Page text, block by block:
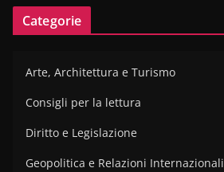
Categorie
Arte, Architettura e Turismo
Consigli per la lettura
Diritto e Legislazione
Geopolitica e Relazioni Internazionali